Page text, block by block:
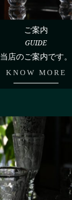
ご案内
GUIDE
当店のご案内です。
KNOW MORE